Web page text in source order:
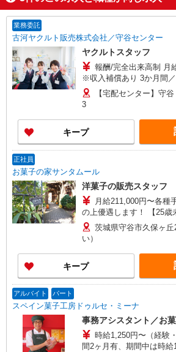
業務委託
古河ヤクルト販売株式会社／守谷センター
ヤクルトスタッフ
報酬/完全出来高制 月
※収入補償あり 3か月間／100,000
働く20代主婦 Aさん】
間勤務の場合 時給目安：
方：週5日・1日6時間勤務
円 月収20万1580円の収入 研修制度あり 研修日
数 4日 研修時の給与 日
【宅配センター】守
3
キープ
正社員
お菓子の家サンタムール
洋菓子の販売スタッフ
月給211,000円〜各
の上優遇します！ 【25歳未婚女性の月収例】
233,470円 （月給
茨城県守谷市久保ヶ
い）
キープ
アルバイト パート
スペイン菓子工房ドゥルセ・ミーナ
事務アシスタント／お
時給1,250円〜（経験
間2ヶ月有、期間中は時